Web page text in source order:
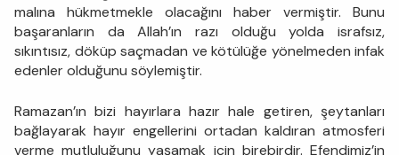
malına hükmetmekle olacağını haber vermiştir. Bunu
başaranların da Allah’ın razı olduğu yolda israfsız,
sıkıntısız, döküp saçmadan ve kötülüğe yönelmeden infak
edenler olduğunu söylemiştir.
Ramazan’ın bizi hayırlara hazır hale getiren, şeytanları
bağlayarak hayır engellerini ortadan kaldıran atmosferi
verme mutluluğunu yaşamak için birebirdir. Efendimiz’in